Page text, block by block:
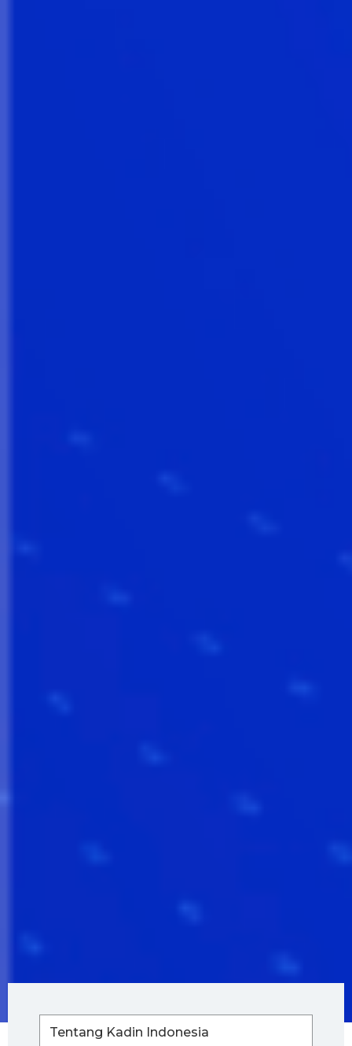
Tentang Kadin Indonesia